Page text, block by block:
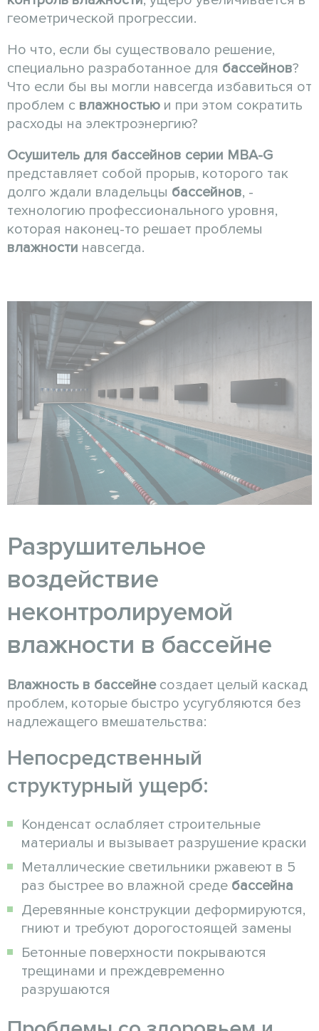
геометрической прогрессии.
Но что, если бы существовало решение,
специально разработанное для бассейнов?
Что если бы вы могли навсегда избавиться от
проблем с влажностью и при этом сократить
расходы на электроэнергию?
Осушитель для бассейнов серии MBA-G
представляет собой прорыв, которого так
долго ждали владельцы бассейнов, -
технологию профессионального уровня,
которая наконец-то решает проблемы
влажности навсегда.
Разрушительное
воздействие
неконтролируемой
влажности в бассейне
Влажность в бассейнесоздает целый каскад
проблем, которые быстро усугубляются без
надлежащего вмешательства:
Непосредственный
структурный ущерб:
Конденсат ослабляет строительные
материалы и вызывает разрушение краски
Металлические светильники ржавеют в 5
раз быстрее во влажной среде бассейна
Деревянные конструкции деформируются,
гниют и требуют дорогостоящей замены
Бетонные поверхности покрываются
трещинами и преждевременно
разрушаются